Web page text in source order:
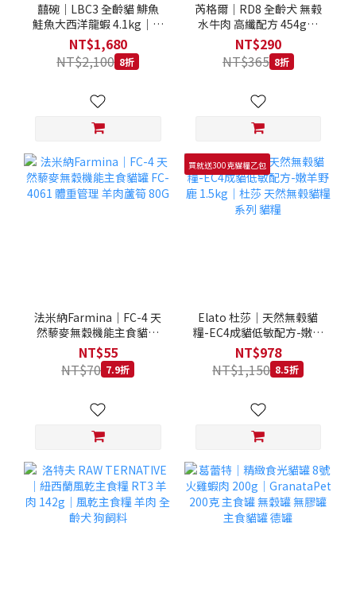
囍碗｜LBC3 全齡貓 鯡魚
鮭魚大西洋龍蝦 4.1kg｜加
拿大 Loveabowl 天然無穀
糧 4.1公斤 成貓 無穀貓飼
料
NT$1,680
NT$2,100 8折
芮格爾｜RD8 全齡犬 無榖
水牛肉 高纖配方 454g｜
REGAL 天然犬糧 狗飼料
NT$290
NT$365 8折
法米納Farmina｜FC-4 天
然藜麥無穀機能主食貓罐
FC-4061 體重管理 羊肉蘆
筍 80G
NT$55
NT$70 7.9折
買就送300克貓糧乙包
Elato 杜莎｜天然無榖貓
糧-EC4成貓低敏配方-嫩羊
野鹿 1.5kg｜杜莎 天然無
榖貓糧系列 貓糧
NT$978
NT$1,150 8.5折